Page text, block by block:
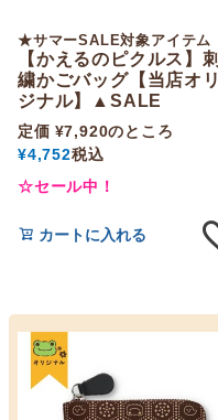
★サマーSALE対象アイテム
【かえるのピクルス】刺
繍かごバッグ【当店オリ
ジナル】▲SALE
定価 ¥7,920のところ
¥4,752税込
☆セール中！
カートに入れる